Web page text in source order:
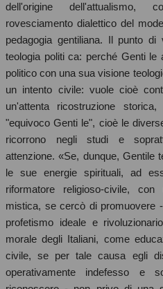
dell'origine dell'attualismo,
rovesciamento dialettico del
pedagogia gentiliana. Il punto
teologia politi ca: perché Genti le
politico con una sua visione
un intento civile: vuole cioè
un'attenta ricostruzione
"equivoco Genti le", cioè le
ricorrono negli studi e
attenzione. «Se, dunque, Gentile
le sue energie spirituali, ad
riformatore religioso-civile,
mistica, se cercò di promuovere
profetismo ideale e
morale degli Italiani, come
civile, se per tale causa egli
operativamente indefesso e